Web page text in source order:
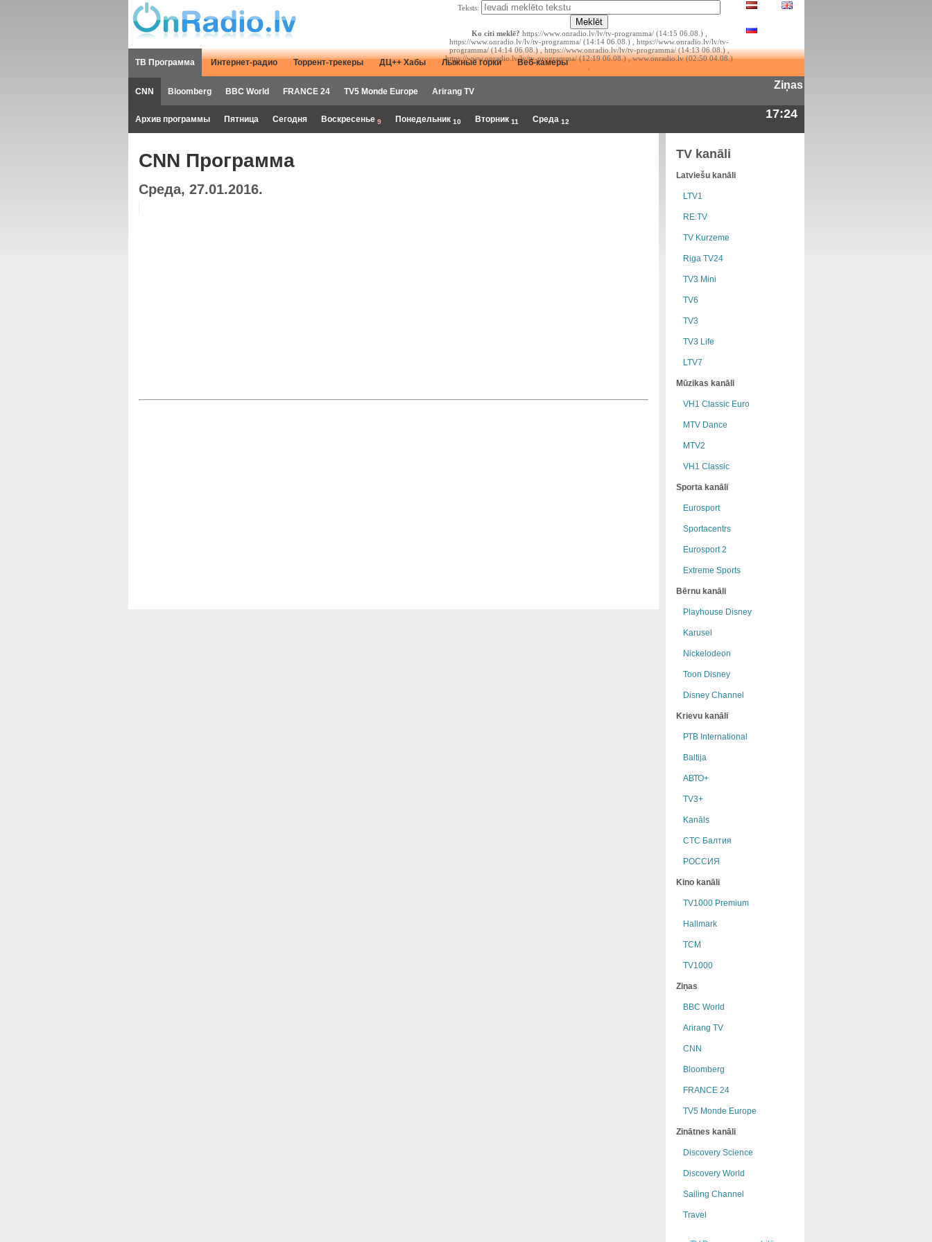
Teksts:
Ko citi meklē? https://www.onradio.lv/lv/tv-programma/ (14:15 06.08.) ,
https://www.onradio.lv/lv/tv-programma/ (14:14 06.08.) , https://www.onradio.lv/lv/tv-
programma/ (14:14 06.08.) , https://www.onradio.lv/lv/tv-programma/ (14:13 06.08.) ,
https://www.onradio.lv/lv/tv-programma/ (12:19 06.08.) , www.onradio.lv (02:50 04.08.)
ТВ Программа Интернет-радио Торрент-трекеры ДЦ++ Хабы Лыжные горки Веб-камеры
CNN Bloomberg BBC World FRANCE 24 TV5 Monde Europe Arirang TV
Ziņas
Архив программы Пятница Сегодня Воскресенье 9 Понедельник 10 Вторник 11 Среда 12
17:24
CNN Программа
Среда, 27.01.2016.
TV kanāli
Latviešu kanāli
LTV1
RE:TV
TV Kurzeme
Riga TV24
TV3 Mini
TV6
TV3
TV3 Life
LTV7
Mūzikas kanāli
VH1 Classic Euro
MTV Dance
MTV2
VH1 Classic
Sporta kanāli
Eurosport
Sportacentrs
Eurosport 2
Extreme Sports
Bērnu kanāli
Playhouse Disney
Karusel
Nickelodeon
Toon Disney
Disney Channel
Krievu kanāli
РТB International
Baltija
АВТО+
TV3+
Kanāls
СТС Балтия
РОССИЯ
Kino kanāli
TV1000 Premium
Hallmark
TCM
TV1000
Ziņas
BBC World
Arirang TV
CNN
Bloomberg
FRANCE 24
TV5 Monde Europe
Zinātnes kanāli
Discovery Science
Discovery World
Sailing Channel
Travel